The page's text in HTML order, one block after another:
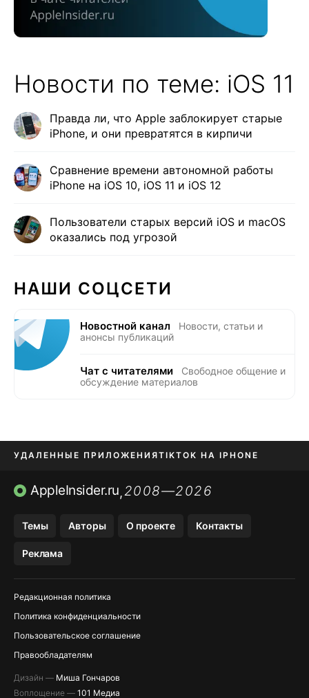
Новости по теме: iOS 11
Правда ли, что Apple заблокирует старые
iPhone, и они превратятся в кирпичи
Сравнение времени автономной работы
iPhone на iOS 10, iOS 11 и iOS 12
Пользователи старых версий iOS и macOS
оказались под угрозой
НАШИ СОЦСЕТИ
Новостной канал
Новости, статьи и
анонсы публикаций
Чат с читателями
Свободное общение и
обсуждение материалов
УДАЛЕННЫЕ ПРИЛОЖЕНИЯTIKTOK НА IPHONE
ПРИЛОЖЕНИЯ БЕЗ APP STORE
AppleInsider.ru,2008—2026
Темы Авторы О проекте Контакты
Реклама
Редакционная политика
Политика конфиденциальности
Пользовательское соглашение
Правообладателям
Дизайн — Миша Гончаров
Воплощение — 101 Медиа